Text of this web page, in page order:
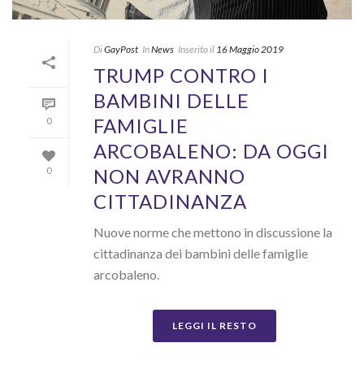
0
0
DiGayPost InNews Inserito il 16 Maggio 2019
TRUMP CONTRO I
BAMBINI DELLE
FAMIGLIE
ARCOBALENO: DA OGGI
NON AVRANNO
CITTADINANZA
Nuove norme che mettono in discussione la
cittadinanza dei bambini delle famiglie
arcobaleno.
LEGGI IL RESTO